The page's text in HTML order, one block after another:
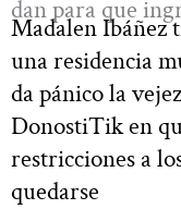
dan para que
Madalen Ibáñez
una residencia
da pánico la
DonostiTik en
restricciones a
quedarse